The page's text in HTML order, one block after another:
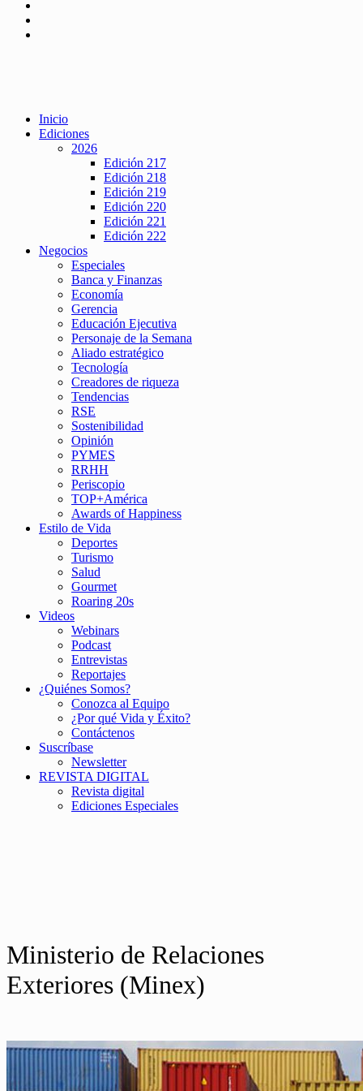
Inicio
Ediciones
2026
Edición 217
Edición 218
Edición 219
Edición 220
Edición 221
Edición 222
Negocios
Especiales
Banca y Finanzas
Economía
Gerencia
Educación Ejecutiva
Personaje de la Semana
Aliado estratégico
Tecnología
Creadores de riqueza
Tendencias
RSE
Sostenibilidad
Opinión
PYMES
RRHH
Periscopio
TOP+América
Awards of Happiness
Estilo de Vida
Deportes
Turismo
Salud
Gourmet
Roaring 20s
Videos
Webinars
Podcast
Entrevistas
Reportajes
¿Quiénes Somos?
Conozca al Equipo
¿Por qué Vida y Éxito?
Contáctenos
Suscríbase
Newsletter
REVISTA DIGITAL
Revista digital
Ediciones Especiales
Ministerio de Relaciones
Exteriores (Minex)